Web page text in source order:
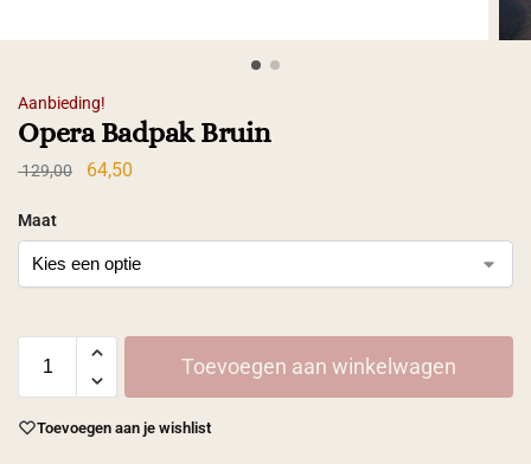
Aanbieding!
Opera Badpak Bruin
129,00 64,50
Maat
Toevoegen aan winkelwagen
Toevoegen aan je wishlist